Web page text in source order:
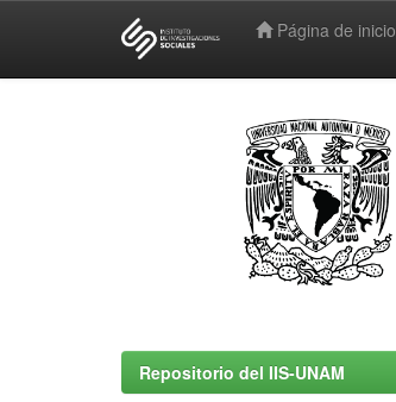
Página de inicio
Repositorio del IIS-UNAM